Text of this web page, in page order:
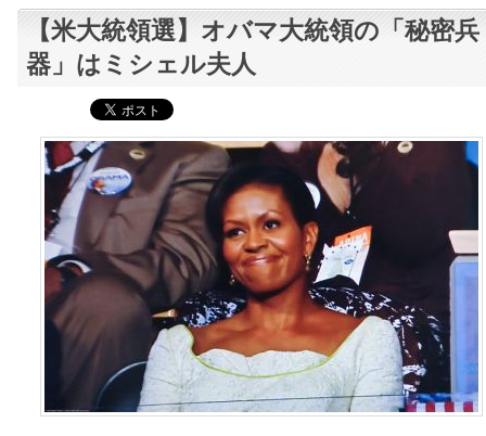
【米大統領選】オバマ大統領の「秘密兵
器」はミシェル夫人